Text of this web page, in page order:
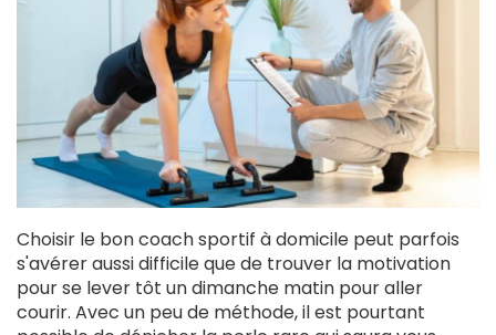
Choisir le bon coach sportif à domicile peut parfois
s'avérer aussi difficile que de trouver la motivation
pour se lever tôt un dimanche matin pour aller
courir. Avec un peu de méthode, il est pourtant